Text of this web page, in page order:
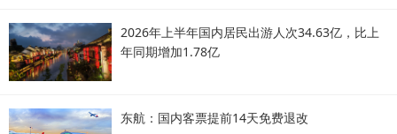
2026年上半年国内居民出游人次34.63亿，比上
年同期增加1.78亿
东航：国内客票提前14天免费退改